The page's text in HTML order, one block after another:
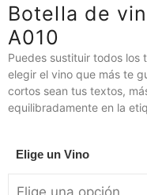
Botella de
A010
Puedes sustituir todos los
elegir el vino que más te
cortos sean tus textos,
equilibradamente en la
Elige un Vino